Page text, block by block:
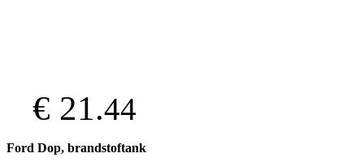
€ 21.44
Ford Dop, brandstoftank